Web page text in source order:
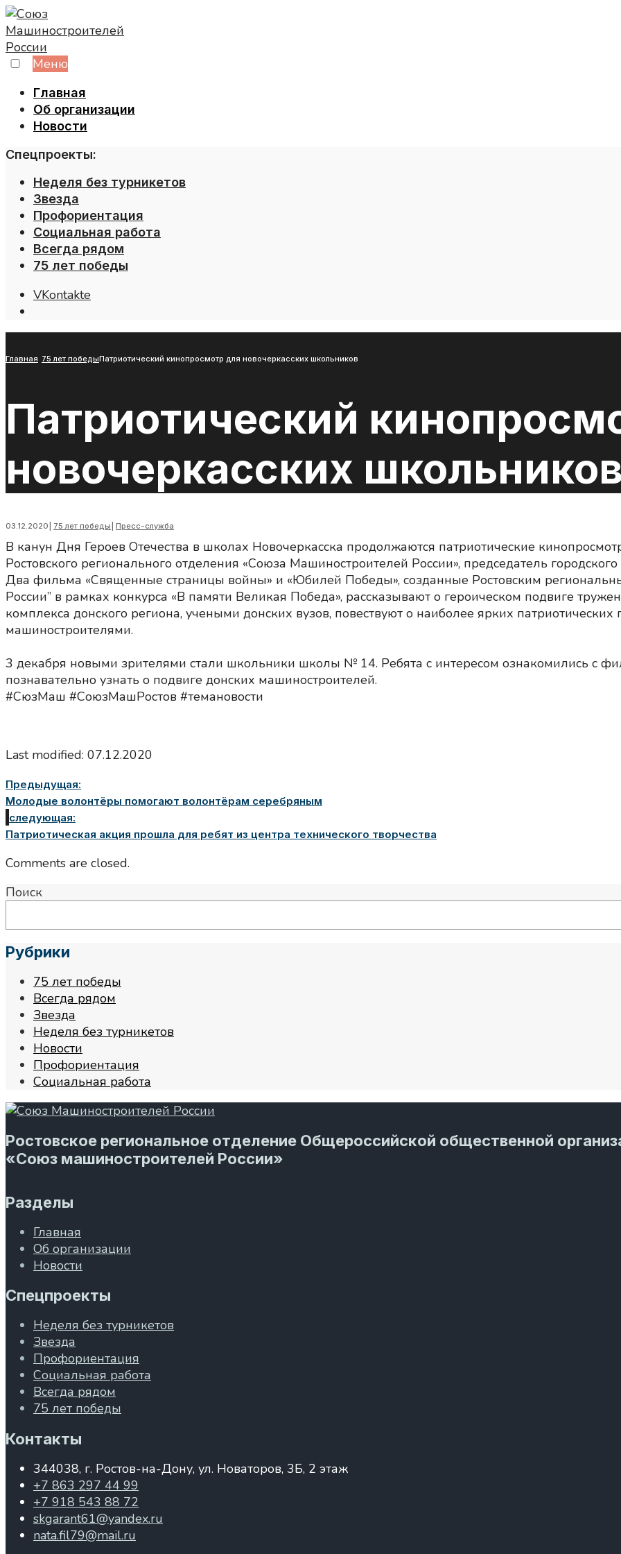
Skip
to
content
Меню
Главная
Об организации
Новости
Спецпроекты:
Неделя без турникетов
Звезда
Профориентация
Социальная работа
Всегда рядом
75 лет победы
VKontakte
Главная 75 лет победыПатриотический кинопросмотр для новочеркасских школьников
Патриотический
новочеркасских
03.12.2020 75 лет победы Пресс-служба
В канун Дня Героев Отечества в школах Новочеркасска продолжаются патриотические
Ростовского регионального отделения «Союза Машиностроителей России», председатель
Два фильма «Священные страницы войны» и «Юбилей Победы», созданные Ростовским
России” в рамках конкурса «В памяти Великая Победа», рассказывают о героическом подвиге
комплекса донского региона, учеными донских вузов, повествуют о наиболее ярких
машиностроителями.
3 декабря новыми зрителями стали школьники школы № 14. Ребята с интересом ознакомились с
познавательно узнать о подвиге донских машиностроителей.
#СюзМаш #СоюзМашРостов #темановости
Last modified: 07.12.2020
Предыдущая:
Молодые волонтёры помогают волонтёрам серебряным
следующая:
Патриотическая акция прошла для ребят из центра технического творчества
Comments are closed.
Поиск
Рубрики
75 лет победы
Всегда рядом
Звезда
Неделя без турникетов
Новости
Профориентация
Социальная работа
Ростовское региональное отделение Общероссийской общественной
«Союз машиностроителей России»
Разделы
Главная
Об организации
Новости
Спецпроекты
Неделя без турникетов
Звезда
Профориентация
Социальная работа
Всегда рядом
75 лет победы
Контакты
344038, г. Ростов-на-Дону, ул. Новаторов, 3Б, 2 этаж
+7 863 297 44 99
+7 918 543 88 72
skgarant61@yandex.ru
nata.fil79@mail.ru